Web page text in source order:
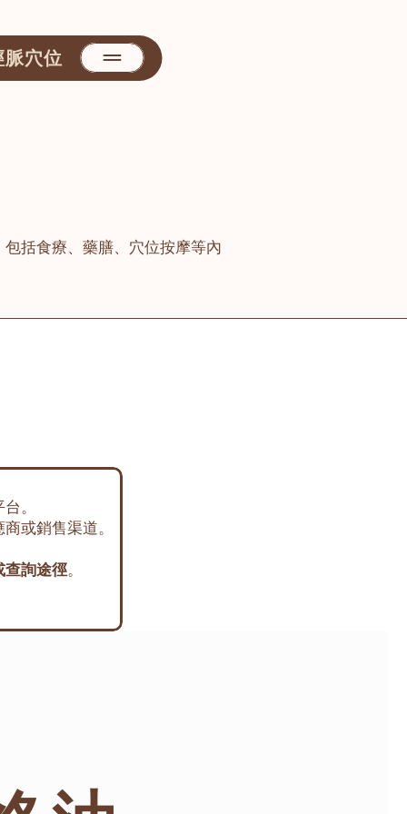
脈穴位
括食療、藥膳、穴位按摩等內
。
或銷售渠道。
查詢途徑。